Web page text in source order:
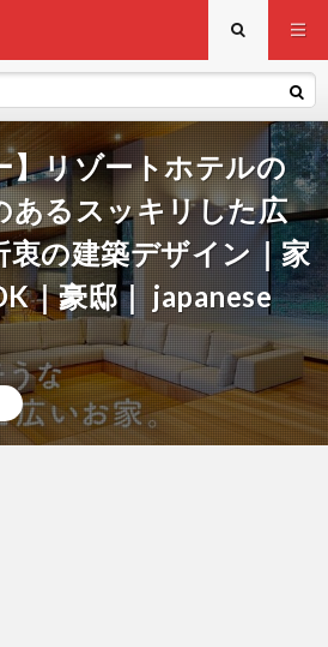
】リゾートホテルの
あるスッキリした広
衷の建築デザイン｜家
｜豪邸｜ japanese